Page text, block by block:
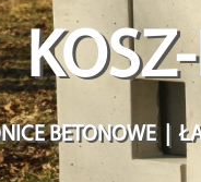
BETONOWE |